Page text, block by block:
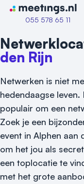
Naar home van
055 578 65 11
den Rijn
Netwerken is niet
hedendaagse
populair om een
Zoek je een
event in Alphen aan
om het jou als
een toplocatie te
met het grote